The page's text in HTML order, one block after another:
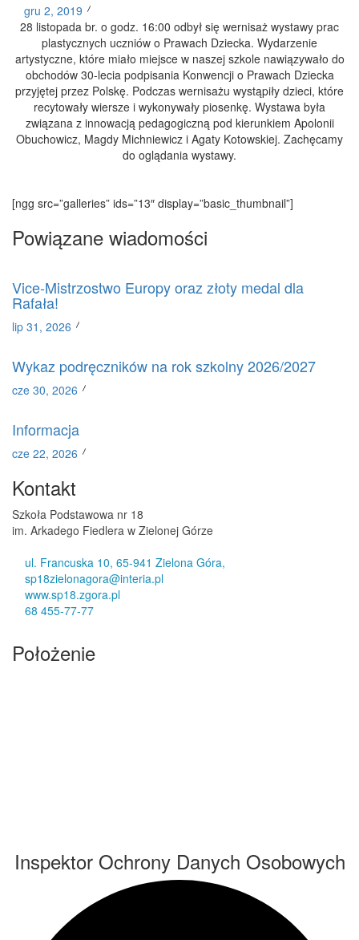
gru 2, 2019
28 listopada br. o godz. 16:00 odbył się wernisaż wystawy prac
plastycznych uczniów o Prawach Dziecka. Wydarzenie
artystyczne, które miało miejsce w naszej szkole nawiązywało do
obchodów 30-lecia podpisania Konwencji o Prawach Dziecka
przyjętej przez Polskę. Podczas wernisażu wystąpiły dzieci, które
recytowały wiersze i wykonywały piosenkę. Wystawa była
związana z innowacją pedagogiczną pod kierunkiem Apolonii
Obuchowicz, Magdy Michniewicz i Agaty Kotowskiej. Zachęcamy
do oglądania wystawy.
[ngg src=”galleries” ids=”13″ display=”basic_thumbnail”]
Powiązane wiadomości
Vice-Mistrzostwo Europy oraz złoty medal dla
Rafała!
lip 31, 2026
Wykaz podręczników na rok szkolny 2026/2027
cze 30, 2026
Informacja
cze 22, 2026
Kontakt
Szkoła Podstawowa nr 18
im. Arkadego Fiedlera w Zielonej Górze
ul. Francuska 10, 65-941 Zielona Góra,
sp18zielonagora@interia.pl
www.sp18.zgora.pl
68 455-77-77
Położenie
Inspektor Ochrony Danych Osobowych